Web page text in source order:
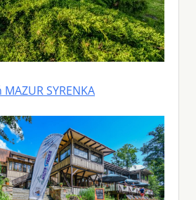
SYRENKA